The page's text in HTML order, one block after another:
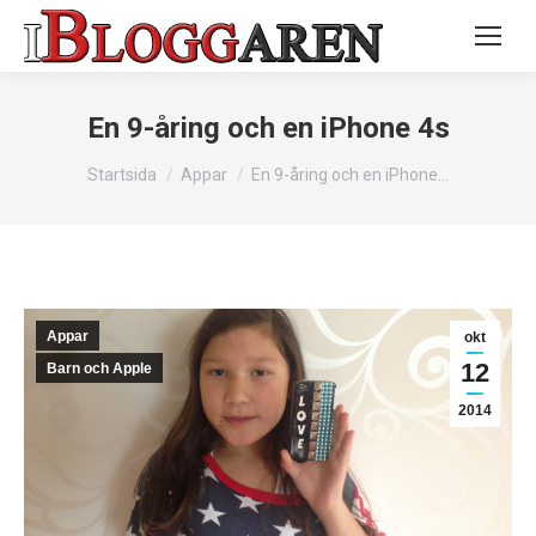
En 9-åring och en iPhone 4s
Du är här:
Startsida Appar En 9-åring och en iPhone…
okt
12
2014
Appar
Barn och Apple